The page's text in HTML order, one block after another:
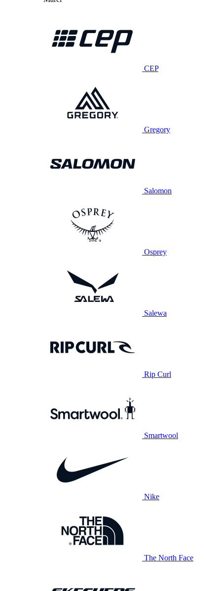
CEP
Gregory
Salomon
Osprey
Salewa
Rip Curl
Smartwool
Nike
The North Face